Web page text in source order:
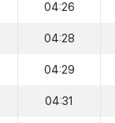
04:26
04:28
04:29
04:31